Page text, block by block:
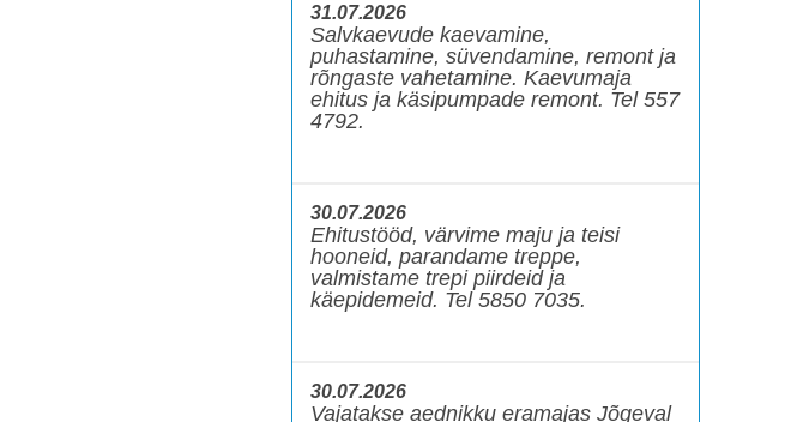
31.07.2026
Salvkaevude kaevamine,
puhastamine, süvendamine, remont ja
rõngaste vahetamine. Kaevumaja
ehitus ja käsipumpade remont. Tel 557
4792.
30.07.2026
Ehitustööd, värvime maju ja teisi
hooneid, parandame treppe,
valmistame trepi piirdeid ja
käepidemeid. Tel 5850 7035.
30.07.2026
Vajatakse aednikku eramajas Jõgeval